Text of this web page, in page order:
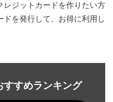
レジットカードを作りたい方
ドを発行して、お得に利用し
すすめランキング